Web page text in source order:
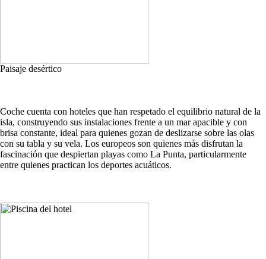
Paisaje desértico
Coche cuenta con hoteles que han respetado el equilibrio natural de la
isla, construyendo sus instalaciones frente a un mar apacible y con
brisa constante, ideal para quienes gozan de deslizarse sobre las olas
con su tabla y su vela. Los europeos son quienes más disfrutan la
fascinación que despiertan playas como La Punta, particularmente
entre quienes practican los deportes acuáticos.